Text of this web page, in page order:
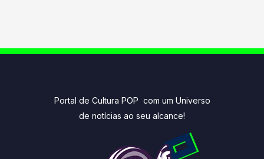
Portal de Cultura POP com um Universo
de notícias ao seu alcance!